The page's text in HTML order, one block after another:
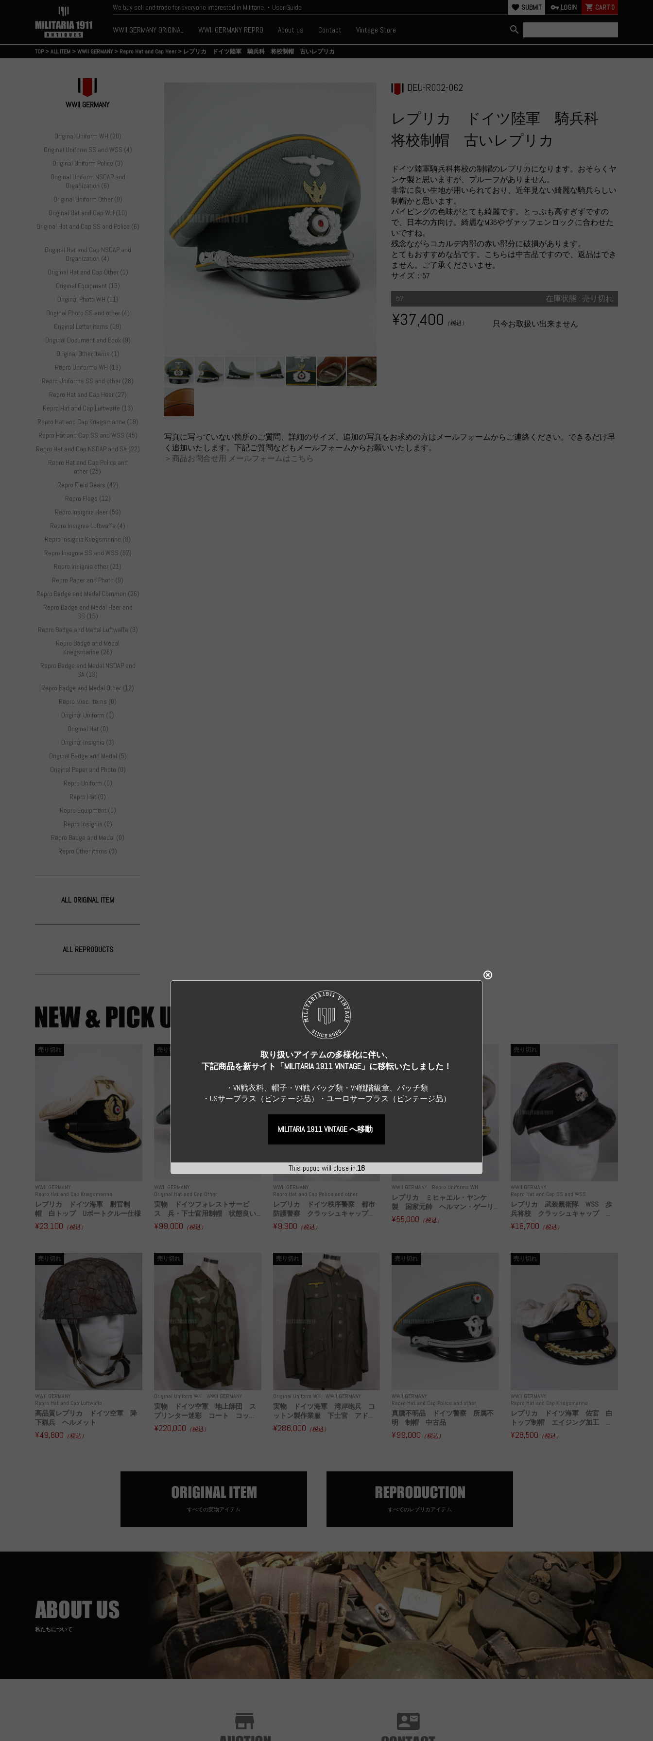
We buy sell and trade for everyone interested in Militaria.・User Guide favorite SUBMIT vpn_key LOGIN shopping_cart CART 0
WWII GERMANY ORIGINAL WWII GERMANY REPRO About us Contact Vintage Store search
TOP>ALL ITEM >WWII GERMANY > Repro Hat and Cap Heer > レプリカ ドイツ陸軍 騎兵科 将校制帽 古いレプリカ
WWII GERMANY
Original Uniform WH (20)
Original Uniform SS and WSS (4)
Original Uniform Police (3)
Original Uniform NSDAP and
Organization (6)
Original Uniform Other (0)
Original Hat and Cap WH (10)
Original Hat and Cap SS and Police (6)
Original Hat and Cap NSDAP and
Organization (4)
Original Hat and Cap Other (1)
Original Equipment (13)
Original Photo WH (11)
Original Photo SS and other (4)
Original Letter items (19)
Original Document and Book (9)
Original Other Items (1)
Repro Uniforms WH (19)
Repro Uniforms SS and other (28)
Repro Hat and Cap Heer (27)
Repro Hat and Cap Luftwaffe (13)
Repro Hat and Cap Kriegsmarine (19)
Repro Hat and Cap SS and WSS (45)
Repro Hat and Cap NSDAP and SA (22)
Repro Hat and Cap Police and
other (25)
Repro Field Gears (42)
Repro Flags (12)
Repro Insignia Heer (56)
Repro Insignia Luftwaffe (4)
Repro Insignia Kriegsmarine (8)
Repro Insignia SS and WSS (97)
Repro Insignia other (21)
Repro Paper and Photo (9)
Repro Badge and Medal Common (26)
Repro Badge and Medal Heer and
SS (15)
Repro Badge and Medal Luftwaffe (9)
Repro Badge and Medal
Kriegsmarine (26)
Repro Badge and Medal NSDAP and
SA (13)
Repro Badge and Medal Other (12)
Repro Misc. Items (0)
Original Uniform (0)
Original Hat (0)
Original Insignia (3)
Original Badge and Medal (5)
Original Paper and Photo (0)
Repro Uniform (0)
Repro Hat (0)
Repro Equipment (0)
Repro Insignia (0)
Repro Badge and Medal (0)
Repro Other items (0)
ALL ORIGINAL ITEM
ALL REPRODUCTS
DEU-R002-062
レプリカ ドイツ陸軍 騎兵科
将校制帽 古いレプリカ
ドイツ陸軍騎兵科将校の制帽のレプリカになります。おそらくヤ
ンケ製と思いますが、プルーフがありません。
非常に良い生地が用いられており、近年見ない綺麗な騎兵らしい
制帽かと思います。
パイピングの色味がとても綺麗です。とっぷも高すぎずですの
で、日本の方向け。綺麗なM36やヴァッフェンロックに合わせた
いですね。
残念ながらコカルデ内部の赤い部分に破損があります。
とてもおすすめな品です。こちらは中古品ですので、返品はでき
ません。ご了承くださいませ。
サイズ：57
57 在庫状態 : 売り切れ
¥37,400 （税込） 只今お取扱い出来ません
写真に写っていない箇所のご質問、詳細のサイズ、追加の写真をお求めの方はメールフォームからご連絡ください。できるだけ早
く追加いたします。下記ご質問などもメールフォームからお願いいたします。
＞商品お問合せ用 メールフォームはこちら
WWII GERMANY
Repro Hat and Cap Kriegsmarine
売り切れ
レプリカ ドイツ海軍 尉官制
帽 白トップ Uボートクルー仕様
¥23,100 （税込）
WWII GERMANY
Original Hat and Cap Other
売り切れ
実物 ドイツフォレストサービ
ス 兵・下士官用制帽 状態良い...
¥99,000 （税込）
WWII GERMANY
Repro Hat and Cap Police and other
売り切れ
レプリカ ドイツ秩序警察 都市
防護警察 クラッシュキャップ...
¥9,900 （税込）
WWII GERMANY Repro Uniforms WH
レプリカ ミヒャエル・ヤンケ
製 国家元帥 ヘルマン・ゲーリ...
¥55,000 （税込）
WWII GERMANY
Repro Hat and Cap SS and WSS
売り切れ
レプリカ 武装親衛隊 WSS 歩
兵将校 クラッシュキャップ ...
¥18,700 （税込）
WWII GERMANY
Repro Hat and Cap Luftwaffe
売り切れ
高品質レプリカ ドイツ空軍 降
下猟兵 ヘルメット
¥49,800 （税込）
Original Uniform WH WWII GERMANY
売り切れ
実物 ドイツ空軍 地上師団 ス
プリンター迷彩 コート コッ...
¥220,000 （税込）
Original Uniform WH WWII GERMANY
売り切れ
実物 ドイツ海軍 湾岸砲兵 コ
ットン製作業服 下士官 アド...
¥286,000 （税込）
WWII GERMANY
Repro Hat and Cap Police and other
売り切れ
真贋不明品 ドイツ警察 所属不
明 制帽 中古品
¥99,000 （税込）
WWII GERMANY
Repro Hat and Cap Kriegsmarine
売り切れ
レプリカ ドイツ海軍 佐官 白
トップ制帽 エイジング加工 ...
¥28,500 （税込）
すべての実物アイテム すべてのレプリカアイテム
私たちについて
This popup will close in:15
取り扱いアイテムの多様化に伴い、
下記商品を新サイト「MILITARIA 1911 VINTAGE」に移転いたしました！
・VN戦衣料、帽子・VN戦 バッグ類・VN戦階級章、パッチ類
・USサーブラス（ビンテージ品）・ユーロサープラス（ビンテージ品）
MILITARIA 1911 VINTAGE へ移動